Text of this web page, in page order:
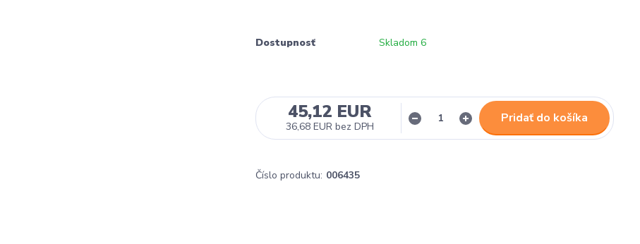
Dostupnosť Skladom 6
45,12 EUR
36,68 EUR bez DPH
Pridať do košíka
Číslo produktu: 006435